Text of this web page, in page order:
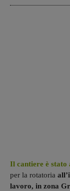
Il cantiere è stato
per la rotatoria
lavoro, in zona